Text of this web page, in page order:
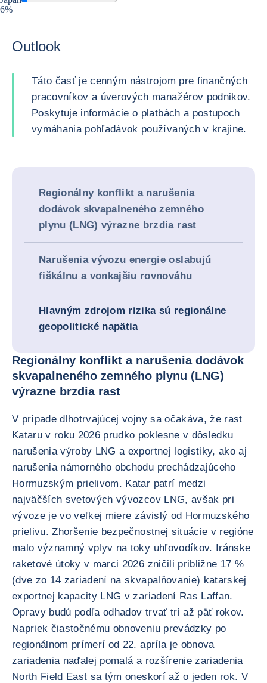
6%
Outlook
Táto časť je cenným nástrojom pre finančných
pracovníkov a úverových manažérov podnikov.
Poskytuje informácie o platbách a postupoch
vymáhania pohľadávok používaných v krajine.
Regionálny konflikt a narušenia
dodávok skvapalneného zemného
plynu (LNG) výrazne brzdia rast
Narušenia vývozu energie oslabujú
fiškálnu a vonkajšiu rovnováhu
Hlavným zdrojom rizika sú regionálne
geopolitické napätia
Regionálny konflikt a narušenia dodávok
skvapalneného zemného plynu (LNG)
výrazne brzdia rast
V prípade dlhotrvajúcej vojny sa očakáva, že rast
Kataru v roku 2026 prudko poklesne v dôsledku
narušenia výroby LNG a exportnej logistiky, ako aj
narušenia námorného obchodu prechádzajúceho
Hormuzským prielivom. Katar patrí medzi
najväčších svetových vývozcov LNG, avšak pri
vývoze je vo veľkej miere závislý od Hormuzského
prielivu. Zhoršenie bezpečnostnej situácie v regióne
malo významný vplyv na toky uhľovodíkov. Iránske
raketové útoky v marci 2026 zničili približne 17 %
(dve zo 14 zariadení na skvapalňovanie) katarskej
exportnej kapacity LNG v zariadení Ras Laffan.
Opravy budú podľa odhadov trvať tri až päť rokov.
Napriek čiastočnému obnoveniu prevádzky po
regionálnom prímerí od 22. apríla je obnova
zariadenia naďalej pomalá a rozšírenie zariadenia
North Field East sa tým oneskorí až o jeden rok. V